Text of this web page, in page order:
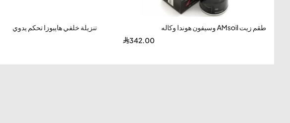
طقم زيت AMsoil وسيفون هوندا وكاله
342.00
تنزيلة خلفي هايبوزا تحكم يدوي